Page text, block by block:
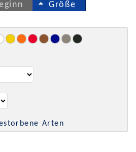
Größe
Arten